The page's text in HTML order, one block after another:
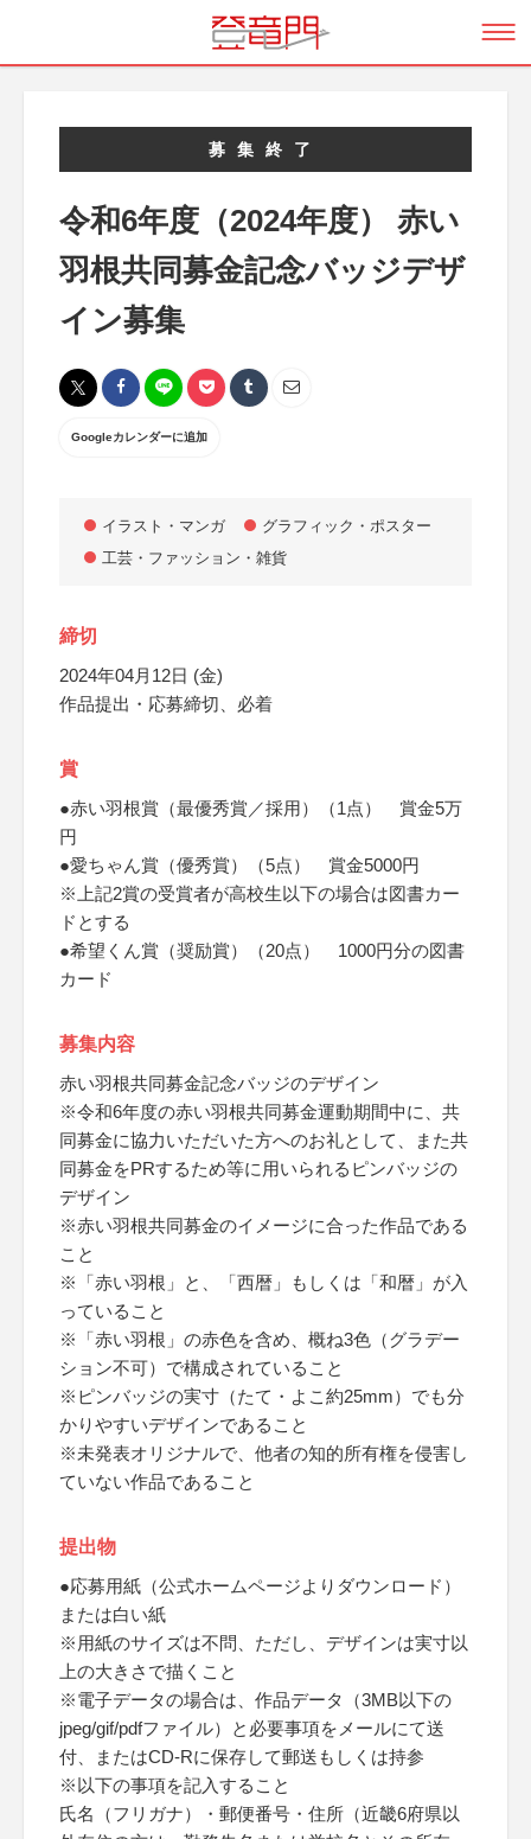
募集終了
令和6年度（2024年度） 赤い
羽根共同募金記念バッジデザ
イン募集
Googleカレンダーに追加
イラスト・マンガ
グラフィック・ポスター
工芸・ファッション・雑貨
締切
2024年04月12日 (金)
作品提出・応募締切、必着
賞
●赤い羽根賞（最優秀賞／採用）（1点） 賞金5万
円
●愛ちゃん賞（優秀賞）（5点） 賞金5000円
※上記2賞の受賞者が高校生以下の場合は図書カー
ドとする
●希望くん賞（奨励賞）（20点） 1000円分の図書
カード
募集内容
赤い羽根共同募金記念バッジのデザイン
※令和6年度の赤い羽根共同募金運動期間中に、共
同募金に協力いただいた方へのお礼として、また共
同募金をPRするため等に用いられるピンバッジの
デザイン
※赤い羽根共同募金のイメージに合った作品である
こと
※「赤い羽根」と、「西暦」もしくは「和暦」が入
っていること
※「赤い羽根」の赤色を含め、概ね3色（グラデー
ション不可）で構成されていること
※ピンバッジの実寸（たて・よこ約25mm）でも分
かりやすいデザインであること
※未発表オリジナルで、他者の知的所有権を侵害し
ていない作品であること
提出物
●応募用紙（公式ホームページよりダウンロード）
または白い紙
※用紙のサイズは不問、ただし、デザインは実寸以
上の大きさで描くこと
※電子データの場合は、作品データ（3MB以下の
jpeg/gif/pdfファイル）と必要事項をメールにて送
付、またはCD-Rに保存して郵送もしくは持参
※以下の事項を記入すること
氏名（フリガナ）・郵便番号・住所（近畿6府県以